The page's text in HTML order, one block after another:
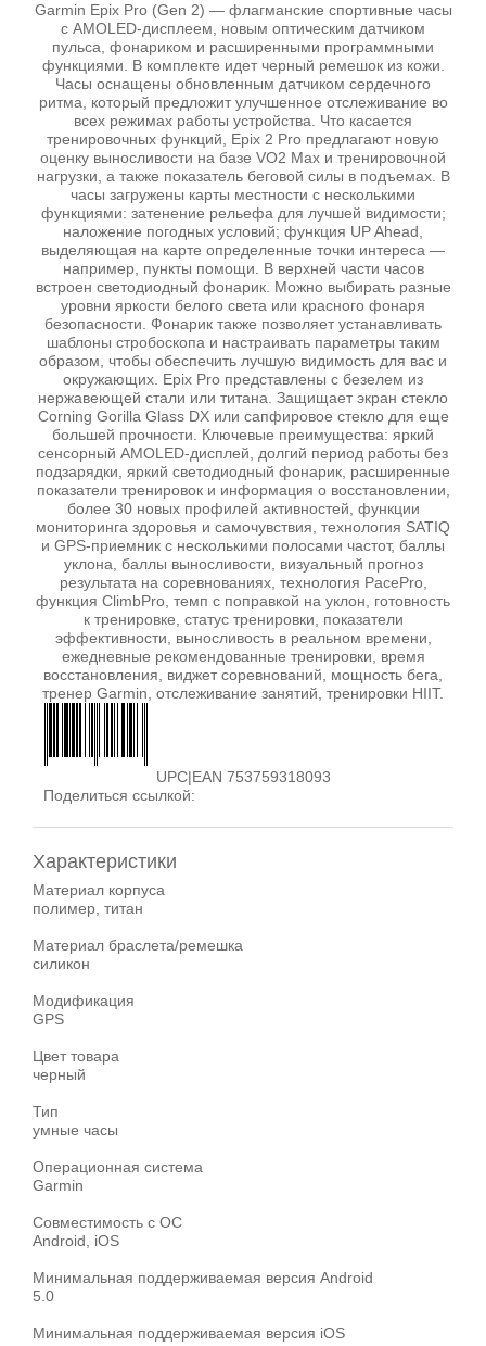
Garmin Epix Pro (Gen 2) — флагманские спортивные часы
с AMOLED-дисплеем, новым оптическим датчиком
пульса, фонариком и расширенными программными
функциями. В комплекте идет черный ремешок из кожи.
Часы оснащены обновленным датчиком сердечного
ритма, который предложит улучшенное отслеживание во
всех режимах работы устройства. Что касается
тренировочных функций, Epix 2 Pro предлагают новую
оценку выносливости на базе VO2 Max и тренировочной
нагрузки, а также показатель беговой силы в подъемах. В
часы загружены карты местности с несколькими
функциями: затенение рельефа для лучшей видимости;
наложение погодных условий; функция UP Ahead,
выделяющая на карте определенные точки интереса —
например, пункты помощи. В верхней части часов
встроен светодиодный фонарик. Можно выбирать разные
уровни яркости белого света или красного фонаря
безопасности. Фонарик также позволяет устанавливать
шаблоны стробоскопа и настраивать параметры таким
образом, чтобы обеспечить лучшую видимость для вас и
окружающих. Epix Pro представлены с безелем из
нержавеющей стали или титана. Защищает экран стекло
Corning Gorilla Glass DX или сапфировое стекло для еще
большей прочности. Ключевые преимущества: яркий
сенсорный AMOLED-дисплей, долгий период работы без
подзарядки, яркий светодиодный фонарик, расширенные
показатели тренировок и информация о восстановлении,
более 30 новых профилей активностей, функции
мониторинга здоровья и самочувствия, технология SATIQ
и GPS-приемник с несколькими полосами частот, баллы
уклона, баллы выносливости, визуальный прогноз
результата на соревнованиях, технология PacePro,
функция ClimbPro, темп с поправкой на уклон, готовность
к тренировке, статус тренировки, показатели
эффективности, выносливость в реальном времени,
ежедневные рекомендованные тренировки, время
восстановления, виджет соревнований, мощность бега,
тренер Garmin, отслеживание занятий, тренировки HIIT.
UPC|EAN 753759318093
Поделиться ссылкой:
Характеристики
Материал корпуса
полимер, титан
Материал браслета/ремешка
силикон
Модификация
GPS
Цвет товара
черный
Тип
умные часы
Операционная система
Garmin
Совместимость с ОС
Android, iOS
Минимальная поддерживаемая версия Android
5.0
Минимальная поддерживаемая версия iOS